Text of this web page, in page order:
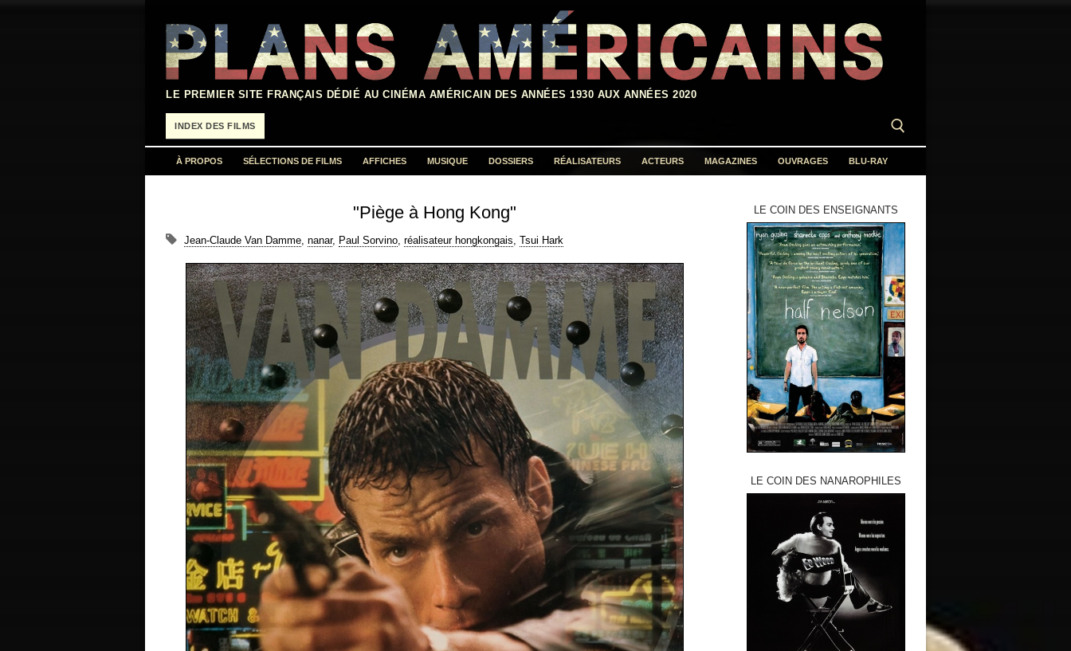
contenu
LE PREMIER SITE FRANÇAIS DÉDIÉ AU CINÉMA AMÉRICAIN DES ANNÉES 1930 AUX ANNÉES 2020
INDEX DES FILMS
À PROPOS SÉLECTIONS DE FILMS AFFICHES MUSIQUE DOSSIERS RÉALISATEURS ACTEURS MAGAZINES OUVRAGES BLU-RAY
"Piège à Hong Kong"
Jean-Claude Van Damme, nanar, Paul Sorvino, réalisateur hongkongais, Tsui Hark
LE COIN DES ENSEIGNANTS
LE COIN DES NANAROPHILES